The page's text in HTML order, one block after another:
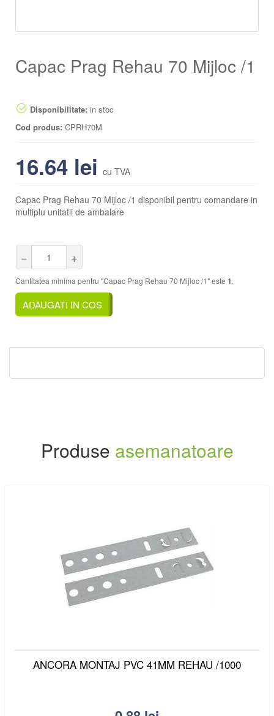
Capac Prag Rehau 70 Mijloc /1
Disponibilitate: in stoc
Cod produs: CPRH70M
16.64 lei cu TVA
Capac Prag Rehau 70 Mijloc /1 disponibil pentru comandare in
multiplu unitatii de ambalare
− +
Cantitatea minima pentru "Capac Prag Rehau 70 Mijloc /1" este 1.
ADAUGATI IN COS
Produse asemanatoare
ANCORA MONTAJ PVC 41MM REHAU /1000